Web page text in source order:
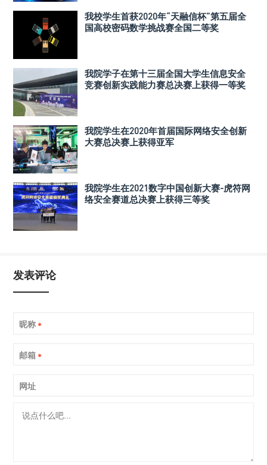
我校学生首获2020年“天融信杯”第五届全
国高校密码数学挑战赛全国二等奖
我院学子在第十三届全国大学生信息安全
竞赛创新实践能力赛总决赛上获得一等奖
我院学生在2020年首届国际网络安全创新
大赛总决赛上获得亚军
我院学生在2021数字中国创新大赛-虎符网
络安全赛道总决赛上获得三等奖
发表评论
昵称 *
邮箱 *
网址